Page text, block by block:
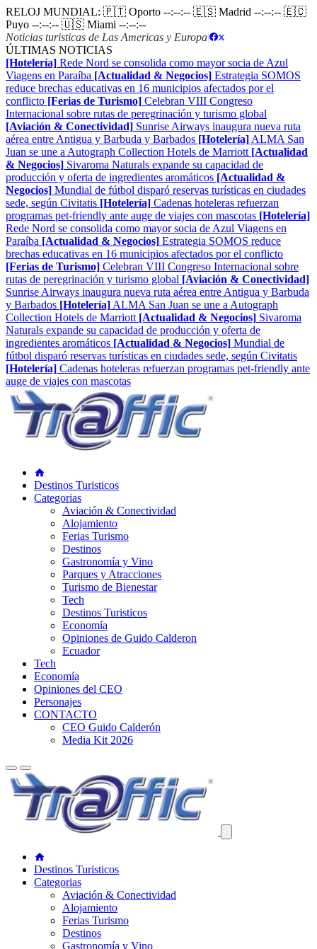
RELOJ MUNDIAL: 🇵🇹 Oporto --:--:-- 🇪🇸 Madrid --:--:-- 🇪🇨
Puyo --:--:-- 🇺🇸 Miami --:--:--
Noticias turisticas de Las Americas y Europa|
ÚLTIMAS NOTICIAS
[Hotelería] Rede Nord se consolida como mayor socia de Azul
Viagens en Paraíba [Actualidad & Negocios] Estrategia SOMOS
reduce brechas educativas en 16 municipios afectados por el
conflicto [Ferias de Turismo] Celebran VIII Congreso
Internacional sobre rutas de peregrinación y turismo global
[Aviación & Conectividad] Sunrise Airways inaugura nueva ruta
aérea entre Antigua y Barbuda y Barbados [Hotelería] ALMA San
Juan se une a Autograph Collection Hotels de Marriott [Actualidad
& Negocios] Sivaroma Naturals expande su capacidad de
producción y oferta de ingredientes aromáticos [Actualidad &
Negocios] Mundial de fútbol disparó reservas turísticas en ciudades
sede, según Civitatis [Hotelería] Cadenas hoteleras refuerzan
programas pet-friendly ante auge de viajes con mascotas [Hotelería]
Rede Nord se consolida como mayor socia de Azul Viagens en
Paraíba [Actualidad & Negocios] Estrategia SOMOS reduce
brechas educativas en 16 municipios afectados por el conflicto
[Ferias de Turismo] Celebran VIII Congreso Internacional sobre
rutas de peregrinación y turismo global [Aviación & Conectividad]
Sunrise Airways inaugura nueva ruta aérea entre Antigua y Barbuda
y Barbados [Hotelería] ALMA San Juan se une a Autograph
Collection Hotels de Marriott [Actualidad & Negocios] Sivaroma
Naturals expande su capacidad de producción y oferta de
ingredientes aromáticos [Actualidad & Negocios] Mundial de
fútbol disparó reservas turísticas en ciudades sede, según Civitatis
[Hotelería] Cadenas hoteleras refuerzan programas pet-friendly ante
auge de viajes con mascotas
Destinos Turisticos
Categorias
Aviación & Conectividad
Alojamiento
Ferias Turismo
Destinos
Gastronomía y Vino
Parques y Atracciones
Turismo de Bienestar
Tech
Destinos Turisticos
Economía
Opiniones de Guido Calderon
Ecuador
Tech
Economía
Opiniones del CEO
Personajes
CONTACTO
CEO Guido Calderón
Media Kit 2026
Destinos Turisticos
Categorias
Aviación & Conectividad
Alojamiento
Ferias Turismo
Destinos
Gastronomía y Vino